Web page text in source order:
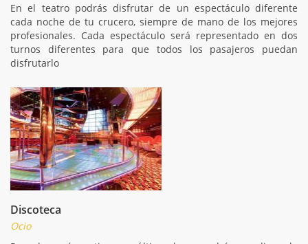
En el teatro podrás disfrutar de un espectáculo diferente
cada noche de tu crucero, siempre de mano de los mejores
profesionales. Cada espectáculo será representado en dos
turnos diferentes para que todos los pasajeros puedan
disfrutarlo
Discoteca
Ocio